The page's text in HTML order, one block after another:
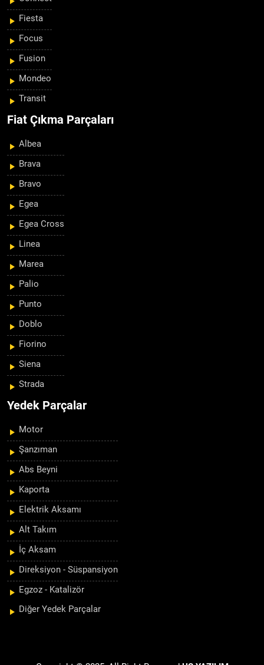
Fiesta
Focus
Fusion
Mondeo
Transit
Fiat Çıkma Parçaları
Albea
Brava
Bravo
Egea
Egea Cross
Linea
Marea
Palio
Punto
Doblo
Fiorino
Siena
Strada
Yedek Parçalar
Motor
Şanzıman
Abs Beyni
Kaporta
Elektrik Aksamı
Alt Takım
İç Aksam
Direksiyon - Süspansiyon
Egzoz - Katalizör
Diğer Yedek Parçalar